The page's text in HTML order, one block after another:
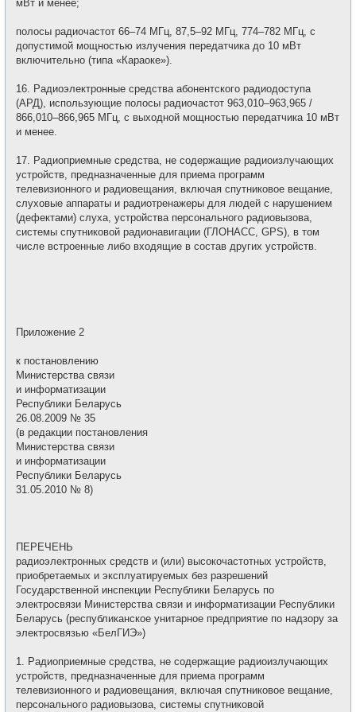
мВт и менее;
полосы радиочастот 66–74 МГц, 87,5–92 МГц, 774–782 МГц, с
допустимой мощностью излучения передатчика до 10 мВт
включительно (типа «Караоке»).
16. Радиоэлектронные средства абонентского радиодоступа
(АРД), использующие полосы радиочастот 963,010–963,965 /
866,010–866,965 МГц, с выходной мощностью передатчика 10 мВт
и менее.
17. Радиоприемные средства, не содержащие радиоизлучающих
устройств, предназначенные для приема программ
телевизионного и радиовещания, включая спутниковое вещание,
слуховые аппараты и радиотренажеры для людей с нарушением
(дефектами) слуха, устройства персонального радиовызова,
системы спутниковой радионавигации (ГЛОНАСС, GPS), в том
числе встроенные либо входящие в состав других устройств.
Приложение 2
к постановлению
Министерства связи
и информатизации
Республики Беларусь
26.08.2009 № 35
(в редакции постановления
Министерства связи
и информатизации
Республики Беларусь
31.05.2010 № 8)
ПЕРЕЧЕНЬ
радиоэлектронных средств и (или) высокочастотных устройств,
приобретаемых и эксплуатируемых без разрешений
Государственной инспекции Республики Беларусь по
электросвязи Министерства связи и информатизации Республики
Беларусь (республиканское унитарное предприятие по надзору за
электросвязью «БелГИЭ»)
1. Радиоприемные средства, не содержащие радиоизлучающих
устройств, предназначенные для приема программ
телевизионного и радиовещания, включая спутниковое вещание,
персонального радиовызова, системы спутниковой